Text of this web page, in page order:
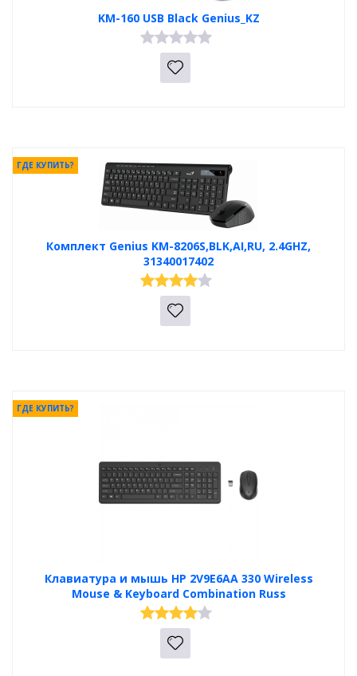
KM-160 USB Black Genius_KZ
Комплект Genius KM-8206S,BLK,AI,RU, 2.4GHZ,
31340017402
ГДЕ КУПИТЬ?
Клавиатура и мышь HP 2V9E6AA 330 Wireless
Mouse & Keyboard Combination Russ
ГДЕ КУПИТЬ?